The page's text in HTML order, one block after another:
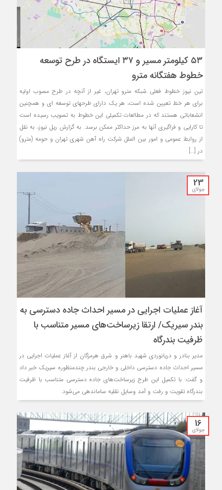
۵۳ کیلومتر مسیر و ۳۷ ایستگاه در طرح توسعه
خطوط هفتگانه مترو
تین نیوز خطوط فعلی شبکه مترو تهران، غیر از آنچه در طرح مصوب اولیه
برای هر خط تعیین شده است، هر یک دارای طرحهای توسعه ای و همچنین
انشعاباتی هستند که در مطالعات تکمیلی این خطوط به تصویب رسیده است
تا کارایی و فراگیری آنها به مرز حداکثر ممکن برسد. به گزارش ریل نیوز، به نقل
از روابط عمومی و امور بین الملل شرکت راه آهن شهری تهران و حومه (مترو)
در […]
23
جولای
آغاز عملیات اجرایی در مسیر احداث جاده دسترسی به
بندر سیریک/ ارتقا زیرساخت‌های مسیر متناسب با
ظرفیت بندرگاه
مدیر بنادر و دریانوردی شهید باهنر و شرق هرمزگان از آغاز عملیات اجرایی در
مسیر احداث جاده دسترسی داخلی و خارجی بندر چندمنظوره سیریک خبر داد
و گفت: با تکمیل این طرح زیرساخت‌های جاده دسترسی متناسب با ظرفیت
بندرگاه تقویت و رفت و آمد وسایل نقلیه ساماندهی می‌شود.
16
جولای